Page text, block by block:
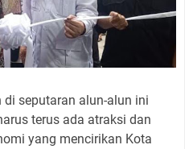
di seputaran alun-alun ini
terus ada atraksi dan
yang mencirikan Kota